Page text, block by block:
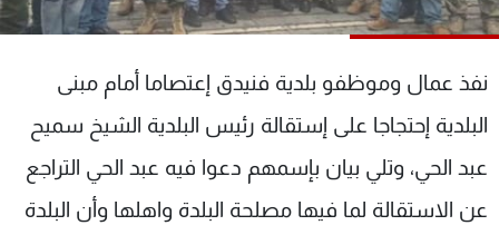
نفذ عمال وموظفو بلدية فنيدق إعتصاما أمام مبنى
البلدية إحتجاجا على إستقالة رئيس البلدية الشيخ سميح
عبد الحي، وتلي بيان بإسمهم دعوا فيه عبد الحي التراجع
عن الاستقالة لما فيها مصلحة البلدة واهلها وأن البلدة
البرامج
جدول البرامج
شاهد البرامج
عن MTV
الإنـتـاج
لاعلاناتكم
وظائف
تواصل معنا
شروط الإسـتخدام